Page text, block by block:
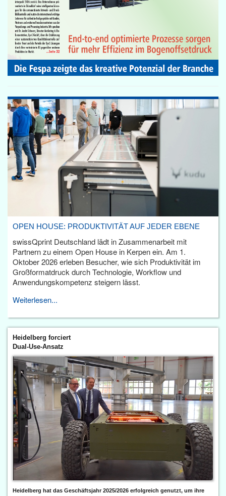
OPEN HOUSE: PRODUKTIVITÄT AUF JEDER EBENE
swissQprint Deutschland lädt in Zusammenarbeit mit
Partnern zu einem Open House in Kerpen ein. Am 1.
Oktober 2026 erleben Besucher, wie sich Produktivität im
Großformatdruck durch Technologie, Workflow und
Anwendungskompetenz steigern lässt.
Weiterlesen...
Heidelberg forciert
Dual-Use-Ansatz
Heidelberg hat das Geschäftsjahr 2025/2026 erfolgreich genutzt, um ihre